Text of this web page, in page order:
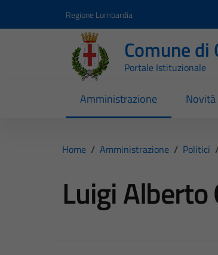
Regione Lombardia
Comune di
Portale Istituzionale
Amministrazione Novità
Home / Amministrazione / Politici
Luigi Alberto